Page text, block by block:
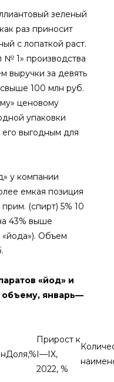
зеленый
раз приносит
с лопаткой раст.
№ 1» производства
выручки за девять
100 млн руб.
ценовому
упаковки
его выгодным для
у компании
емкая позиция
(спирт) 5% 10
43% выше
Объем
«йод» и
объему, январь—
Доля,%
Прирост к
I—IX,
2022, %